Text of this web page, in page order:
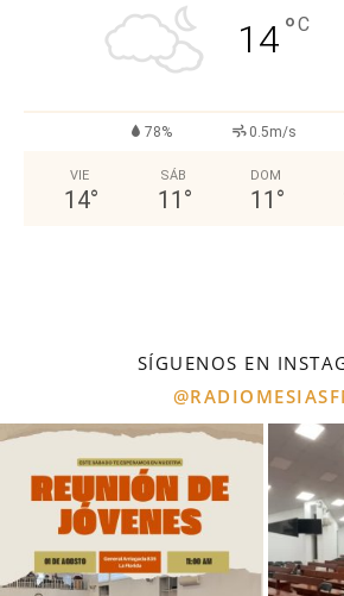
14°C
78% 0.5m/s
VIE
14°
SÁB
11 °
DOM
11 °
SÍGUENOS EN